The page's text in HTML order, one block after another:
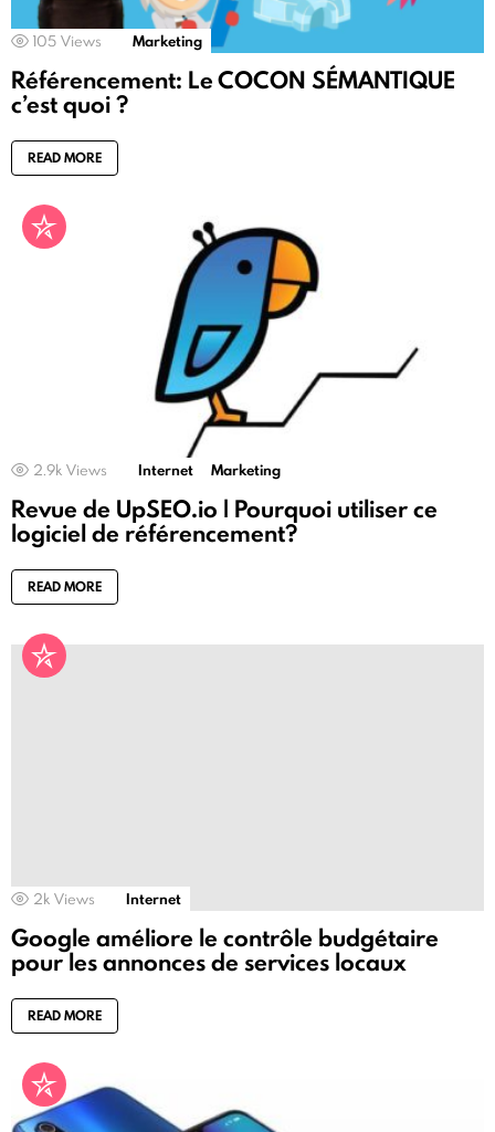
105 Views Marketing
Référencement: Le COCON SÉMANTIQUE
c’est quoi ?
READ MORE
2.9k Views Internet Marketing
Revue de UpSEO.io | Pourquoi utiliser ce
logiciel de référencement?
READ MORE
2k Views Internet
Google améliore le contrôle budgétaire
pour les annonces de services locaux
READ MORE